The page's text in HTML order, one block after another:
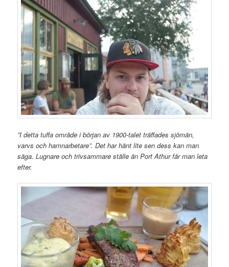
”I detta tuffa område i början av 1900-talet träffades sjömän,
varvs och hamnarbetare”. Det har hänt lite sen dess kan man
säga. Lugnare och trivsammare ställe än Port Athur får man leta
efter.